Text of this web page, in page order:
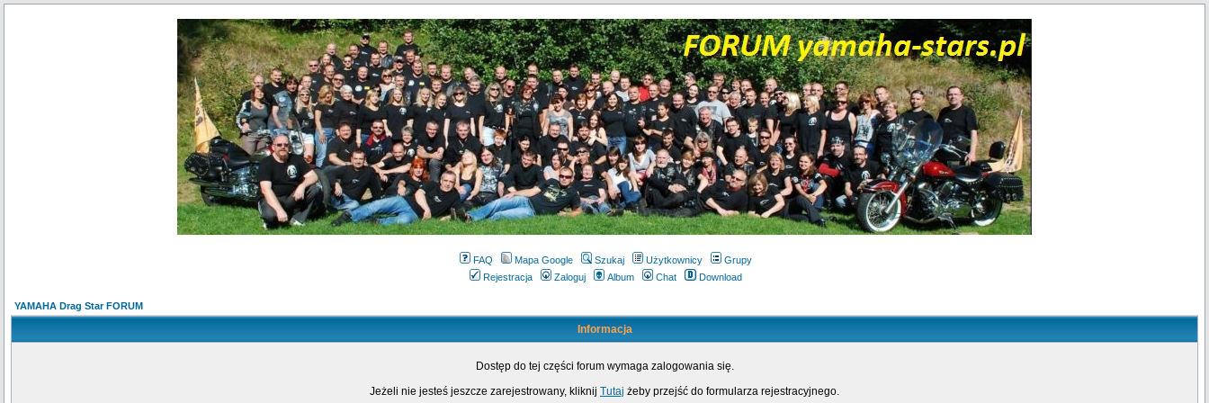
FAQ Mapa Google Szukaj Użytkownicy
Grupy
Rejestracja
Zaloguj Album Chat Download
YAMAHA Drag Star FORUM
Informacja
Dostęp do tej części forum wymaga zalogowania się.
Jeżeli nie jesteś jeszcze zarejestrowany, kliknij Tutaj żeby przejść do formularza rejestracyjnego.